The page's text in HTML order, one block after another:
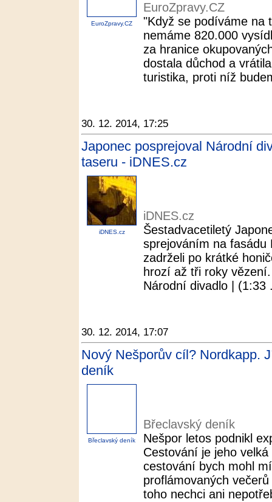
EuroZpravy.CZ
EuroZpravy.CZ
"Když se podíváme na
nemáme 820.000
za hranice
dostala důchod a
turistika, proti níž
30. 12. 2014, 17:25
Japonec posprejoval Národní
taseru - iDNES.cz
iDNES.cz
iDNES.cz
Šestadvacetiletý
sprejováním na fasádu
zadrželi po krátké
hrozí až tři roky
Národní divadlo | (1:33
30. 12. 2014, 17:07
Nový Nešporův cíl? Nordkapp.
deník
Břeclavský deník
Břeclavský deník
Nešpor letos podnikl
Cestování je jeho
cestování bych mohl
proflámovaných
toho nechci ani